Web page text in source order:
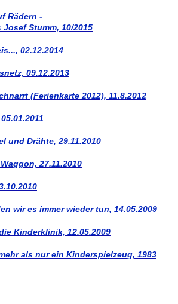
Rädern -
Stumm, 10/2015
02.12.2014
09.12.2013
(Ferienkarte 2012), 11.8.2012
und Drähte, 29.11.2010
27.11.2010
wir es immer wieder tun, 14.05.2009
Kinderklinik, 12.05.2009
als nur ein Kinderspielzeug, 1983